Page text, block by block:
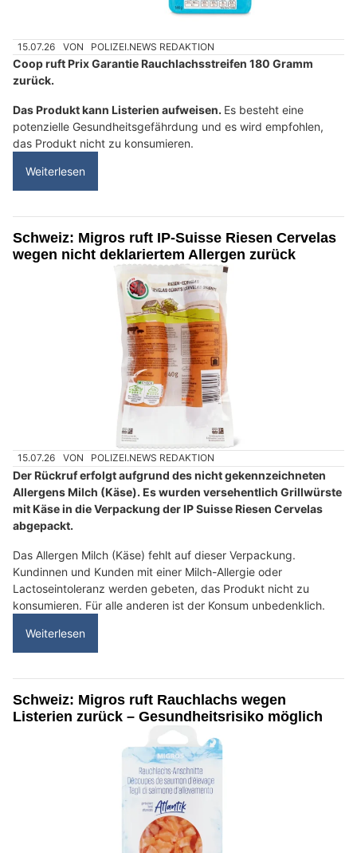
15.07.26 VON POLIZEI.NEWS REDAKTION
Coop ruft Prix Garantie Rauchlachsstreifen 180 Gramm
zurück.
Das Produkt kann Listerien aufweisen. Es besteht eine
potenzielle Gesundheitsgefährdung und es wird empfohlen,
das Produkt nicht zu konsumieren.
Weiterlesen
Schweiz: Migros ruft IP-Suisse Riesen Cervelas
wegen nicht deklariertem Allergen zurück
15.07.26 VON POLIZEI.NEWS REDAKTION
Der Rückruf erfolgt aufgrund des nicht gekennzeichneten
Allergens Milch (Käse). Es wurden versehentlich Grillwürste
mit Käse in die Verpackung der IP Suisse Riesen Cervelas
abgepackt.
Das Allergen Milch (Käse) fehlt auf dieser Verpackung.
Kundinnen und Kunden mit einer Milch-Allergie oder
Lactoseintoleranz werden gebeten, das Produkt nicht zu
konsumieren. Für alle anderen ist der Konsum unbedenklich.
Weiterlesen
Schweiz: Migros ruft Rauchlachs wegen
Listerien zurück – Gesundheitsrisiko möglich